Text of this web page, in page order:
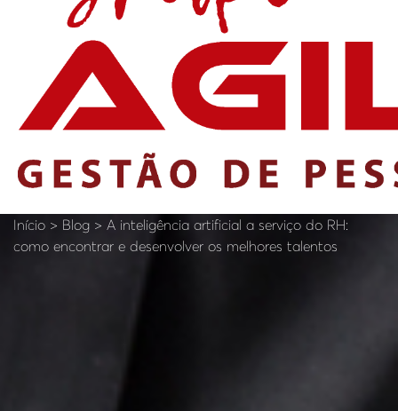
Início > Blog > A inteligência artificial a serviço do RH:
como encontrar e desenvolver os melhores talentos